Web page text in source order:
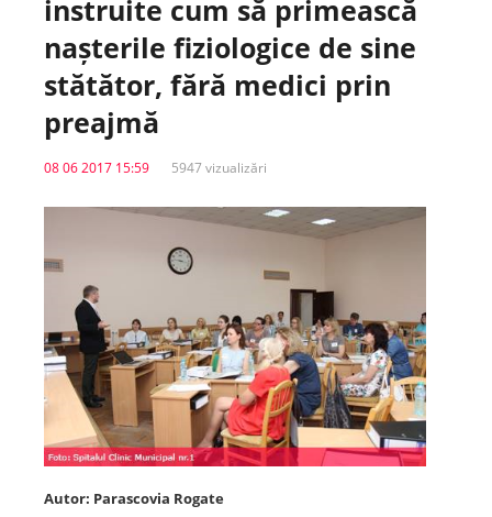
E-Sănătate Instituții
Tuberculoza Info
Centrul PAS
Școala E-Sănătate
SanoTeca
instruite cum să primească
nașterile fiziologice de sine
stătător, fără medici prin
preajmă
08 06 2017 15:59 5947 vizualizări
Autor: Parascovia Rogate